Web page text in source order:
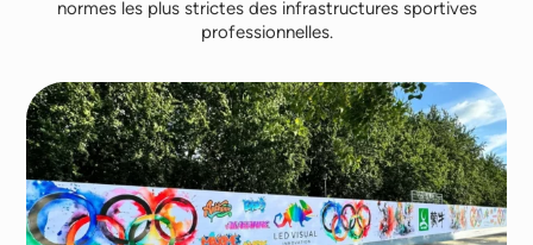
normes les plus strictes des infrastructures sportives
professionnelles.